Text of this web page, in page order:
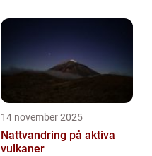
14 november 2025
Nattvandring på aktiva
vulkaner